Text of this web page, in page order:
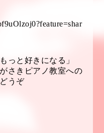
っと好きになる」
さきピアノ教室への
うぞ